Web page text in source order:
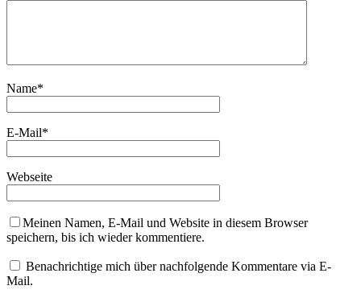
Name*
E-Mail*
Webseite
Meinen Namen, E-Mail und Website in diesem Browser
speichern, bis ich wieder kommentiere.
Benachrichtige mich über nachfolgende Kommentare via E-
Mail.